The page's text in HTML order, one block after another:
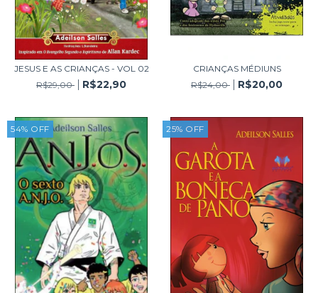
JESUS E AS CRIANÇAS - VOL 02
R$29,00
R$22,90
CRIANÇAS MÉDIUNS
R$24,00
R$20,00
54% OFF 25% OFF